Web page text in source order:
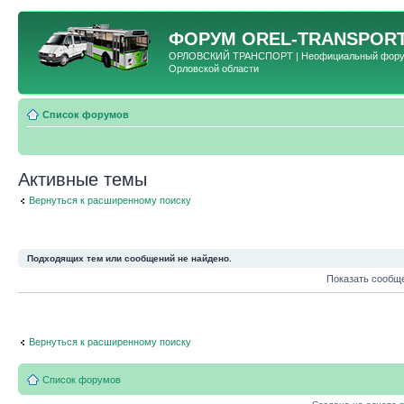
ФОРУМ OREL-
ОРЛОВСКИЙ ТРАНСПОРТ | Неофициальный форум
Орловской области
Список форумов
Активные темы
Вернуться к расширенному поиску
Подходящих тем или сообщений не найдено.
Показать
Вернуться к расширенному поиску
Список форумов